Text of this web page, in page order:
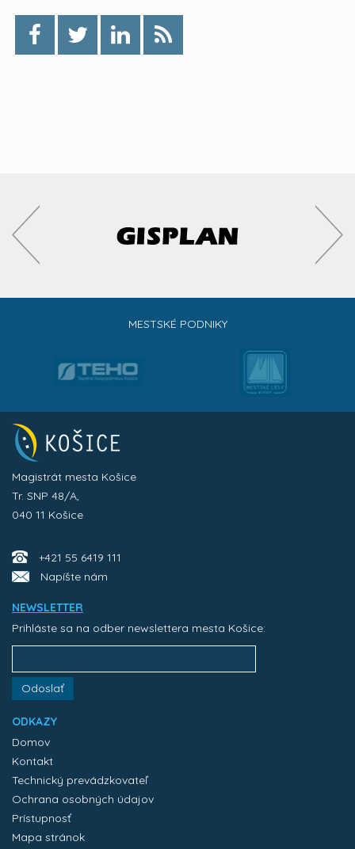
MESTSKÉ PODNIKY
Magistrát mesta Košice
Tr. SNP 48/A,
040 11 Košice
+421 55 6419 111
Napíšte nám
NEWSLETTER
Prihláste sa na odber newslettera mesta Košice:
Odoslať
ODKAZY
Domov
Kontakt
Technický prevádzkovateľ
Ochrana osobných údajov
Prístupnosť
Mapa stránok